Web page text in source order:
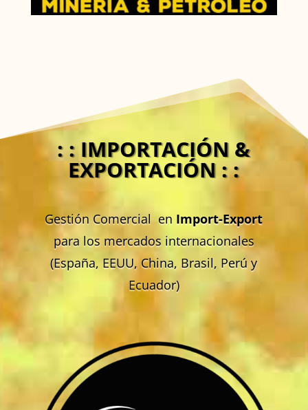
: : IMPORTACIÓN &
EXPORTACIÓN : :
Gestión Comercial en Import-Export
para los mercados internacionales
(España, EEUU, China, Brasil, Perú y
Ecuador)